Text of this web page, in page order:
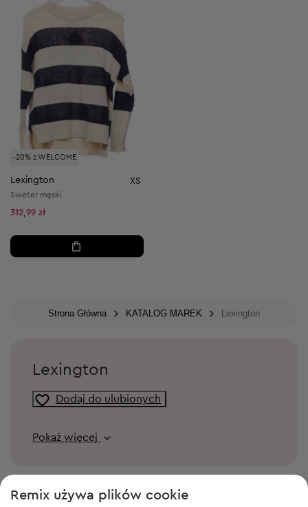
-20% z WELCOME
Lexington XS
Sweter męski
312,99 zł
Strona Główna KATALOG MAREK Lexington
Lexington
Dodaj do ulubionych
Pokaż więcej
Remix używa plików cookie